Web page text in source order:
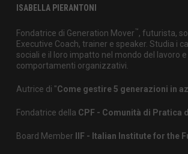
ISABELLA PIERANTONI
Fondatrice di Generation Mover™, futurista,
Executive Coach, trainer e speaker. Studia i
sociali e il loro impatto nel mondo del lavoro e
comportamenti organizzativi.
Autrice di "Come gestire 5 generazioni in
Fondatrice della CPF - Comunità di Pratica
Board Member IIF - Italian Institute for the